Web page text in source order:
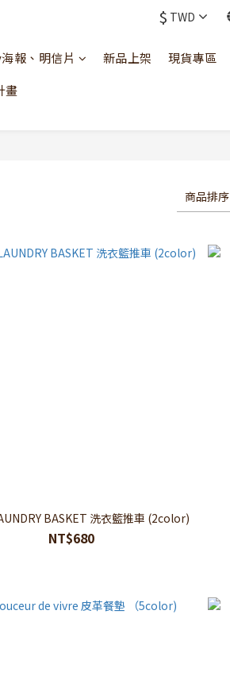
$ TWD
報、明信片 新品上架
現貨專區
畫
商品排序
BASKET 洗衣籃推車 (2color)
NT$680